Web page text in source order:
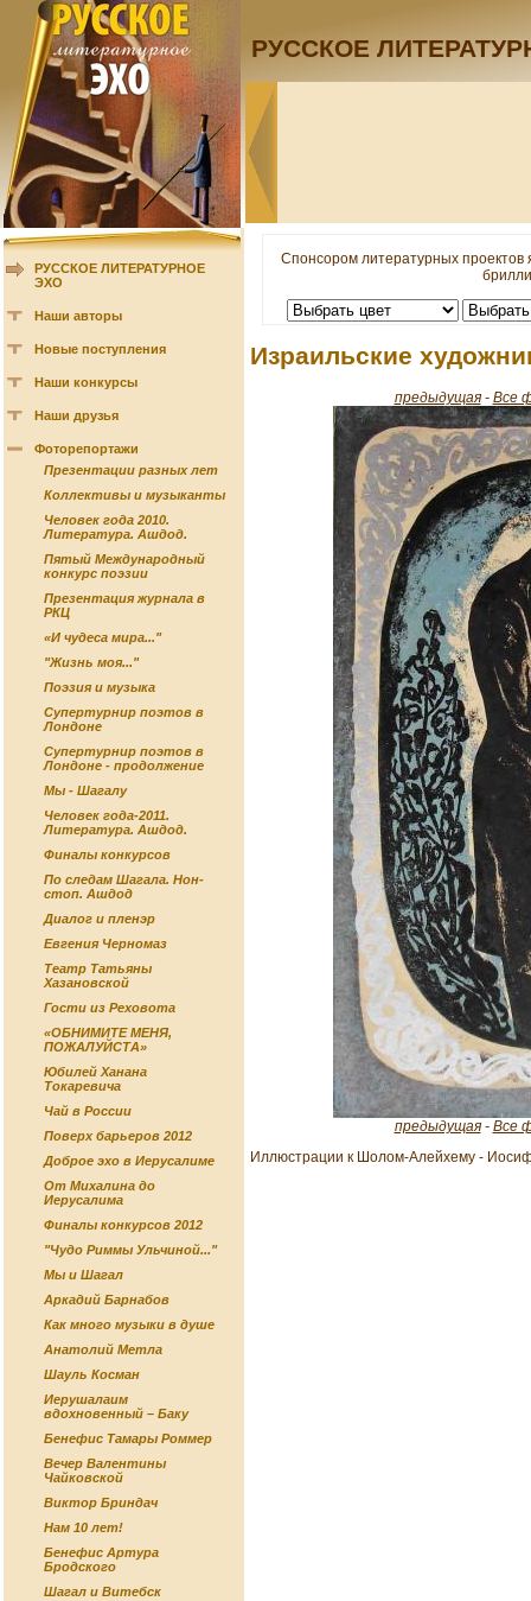
РУССКОЕ
РУССКОЕ ЛИТЕРАТУРНОЕ
ЭХО
Наши авторы
Новые поступления
Наши конкурсы
Наши друзья
Фоторепортажи
Презентации разных лет
Коллективы и музыканты
Человек года 2010.
Литература. Ашдод.
Пятый Международный
конкурс поэзии
Презентация журнала в
РКЦ
«И чудеса мира..."
"Жизнь моя..."
Поэзия и музыка
Супертурнир поэтов в
Лондоне
Супертурнир поэтов в
Лондоне - продолжение
Мы - Шагалу
Человек года-2011.
Литература. Ашдод.
Финалы конкурсов
По следам Шагала. Нон-
стоп. Ашдод
Диалог и пленэр
Евгения Черномаз
Театр Татьяны
Хазановской
Гости из Реховота
«ОБНИМИТЕ МЕНЯ,
ПОЖАЛУЙСТА»
Юбилей Ханана
Токаревича
Чай в России
Поверх барьеров 2012
Доброе эхо в Иерусалиме
От Михалина до
Иерусалима
Финалы конкурсов 2012
"Чудо Риммы Ульчиной..."
Мы и Шагал
Аркадий Барнабов
Как много музыки в душе
Анатолий Метла
Шауль Косман
Иерушалаим
вдохновенный – Баку
Бенефис Тамары Роммер
Вечер Валентины
Чайковской
Виктор Бриндач
Нам 10 лет!
Бенефис Артура
Бродского
Шагал и Витебск
Спонсором литературных
Израильские
предыдущая- Все
предыдущая- Все
Иллюстрации к Шолом-Алейхему -